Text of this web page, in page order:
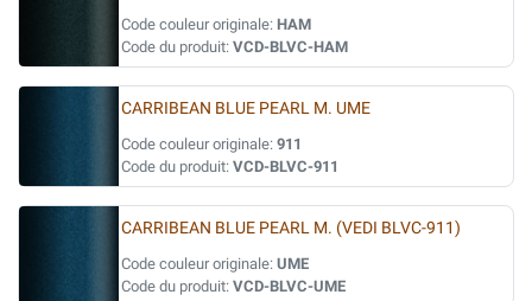
Code couleur originale: HAM
Code du produit: VCD-BLVC-HAM
CARRIBEAN BLUE PEARL M. UME
Code couleur originale: 911
Code du produit: VCD-BLVC-911
CARRIBEAN BLUE PEARL M. (VEDI BLVC-911)
Code couleur originale: UME
Code du produit: VCD-BLVC-UME